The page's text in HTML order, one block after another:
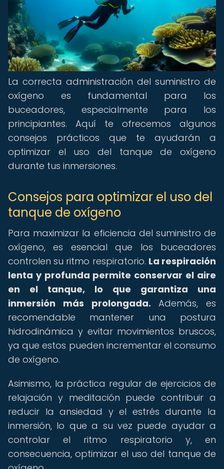
La correcta administración del suministro de
oxígeno es fundamental para los
buceadores, especialmente para los
principiantes. Aquí te ofrecemos algunos
consejos prácticos que te ayudarán a
optimizar el uso del tanque de oxígeno
durante tus inmersiones.
Consejos para optimizar el uso del
tanque de oxígeno
Para maximizar la eficiencia del suministro de
oxígeno, es esencial que los buceadores
controlen su ritmo respiratorio. La respiración
lenta y profunda permite conservar el aire
en el tanque, lo que garantiza una
inmersión más prolongada. Además, es
recomendable mantener una postura
hidrodinámica y evitar movimientos bruscos,
ya que estos pueden incrementar el consumo
de oxígeno.
Asimismo, la práctica regular de ejercicios de
relajación y meditación puede contribuir a
reducir la ansiedad y el estrés durante la
inmersión, lo que a su vez puede ayudar a
controlar el ritmo respiratorio y, en
consecuencia, optimizar el uso del tanque de